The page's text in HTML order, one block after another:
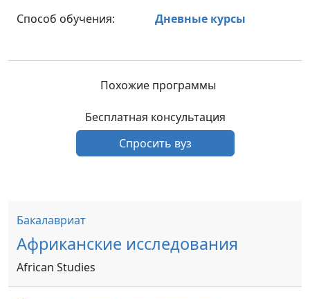
Способ обучения:
Дневные курсы
Похожие программы
Бесплатная консультация
Спросить вуз
Бакалавриат
Африканские исследования
African Studies